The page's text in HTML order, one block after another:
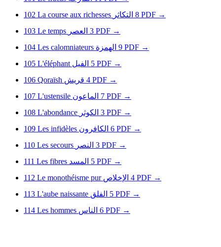
102 La course aux richesses التكاثر 8 PDF →
103 Le temps العصر 3 PDF →
104 Les calomniateurs الهمزة 9 PDF →
105 L'éléphant الفيل 5 PDF →
106 Qoraïsh قريش 4 PDF →
107 L'ustensile الماعون 7 PDF →
108 L'abondance الكوثر 3 PDF →
109 Les infidèles الكافرون 6 PDF →
110 Les secours النصر 3 PDF →
111 Les fibres المسد 5 PDF →
112 Le monothéisme pur الإخلاص 4 PDF →
113 L'aube naissante الفلق 5 PDF →
114 Les hommes الناس 6 PDF →